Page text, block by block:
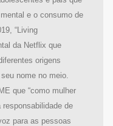
e o consumo de
“Living
da Netflix que
origens
nome no meio.
que “como mulher
de
para as pessoas